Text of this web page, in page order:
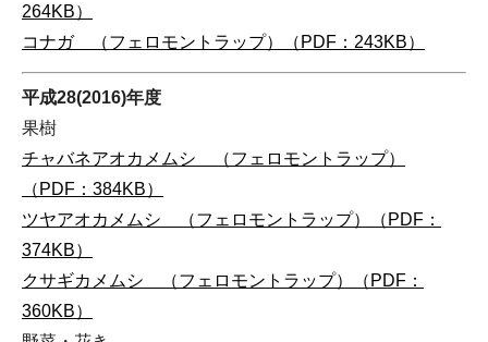
264KB）
コナガ （フェロモントラップ）（PDF：243KB）
平成28(2016)年度
果樹
チャバネアオカメムシ （フェロモントラップ）
（PDF：384KB）
ツヤアオカメムシ （フェロモントラップ）（PDF：
374KB）
クサギカメムシ （フェロモントラップ）（PDF：
360KB）